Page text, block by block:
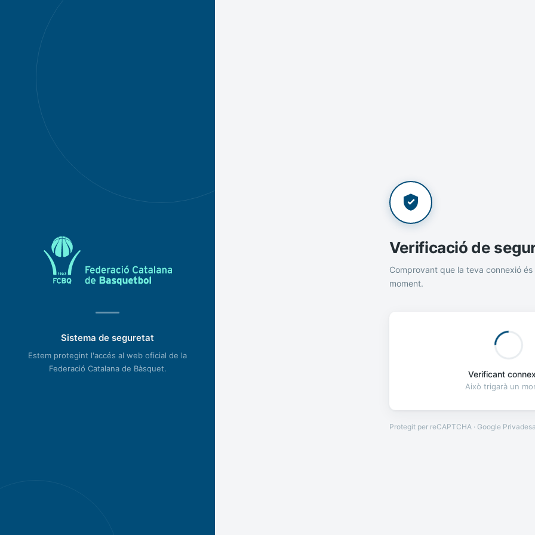
Sistema de seguretat
Estem protegint l'accés al web oficial de la
Federació Catalana de Bàsquet.
Verificació de
Comprovant que la teva connexió és
moment.
Verificant
Això trigarà un
Protegit per reCAPTCHA · Google Privadesa